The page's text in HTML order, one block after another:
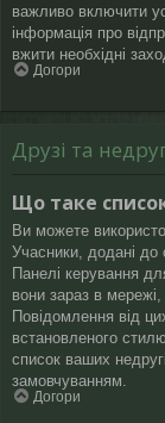
важливо включити
інформація про
вжити необхідні
Догори
Друзі та
Що таке
Ви можете
Учасники, додані до
Панелі керування
вони зараз в
Повідомлення від
встановленого
список ваших
замовчуванням.
Догори